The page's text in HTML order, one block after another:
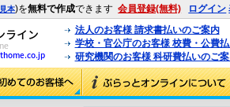
見本)を無料で作成できます 会員登録(無料) ログイン
法人のお客様 請求書払いのご案内
学校・官公庁のお客様 校費・公費
研究機関のお客様 科研費払いのご